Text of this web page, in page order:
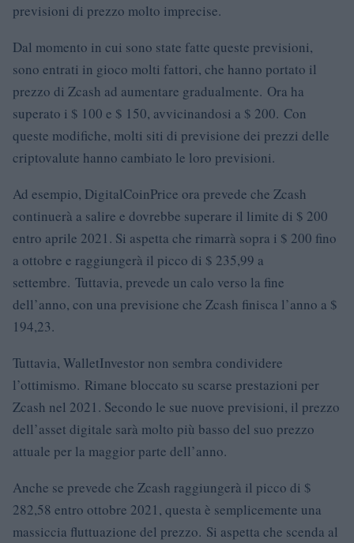
previsioni di prezzo molto imprecise.
Dal momento in cui sono state fatte queste previsioni,
sono entrati in gioco molti fattori, che hanno portato il
prezzo di Zcash ad aumentare gradualmente. Ora ha
superato i $ 100 e $ 150, avvicinandosi a $ 200. Con
queste modifiche, molti siti di previsione dei prezzi delle
criptovalute hanno cambiato le loro previsioni.
Ad esempio, DigitalCoinPrice ora prevede che Zcash
continuerà a salire e dovrebbe superare il limite di $ 200
entro aprile 2021. Si aspetta che rimarrà sopra i $ 200 fino
a ottobre e raggiungerà il picco di $ 235,99 a
settembre. Tuttavia, prevede un calo verso la fine
dell’anno, con una previsione che Zcash finisca l’anno a $
194,23.
Tuttavia, WalletInvestor non sembra condividere
l’ottimismo. Rimane bloccato su scarse prestazioni per
Zcash nel 2021. Secondo le sue nuove previsioni, il prezzo
dell’asset digitale sarà molto più basso del suo prezzo
attuale per la maggior parte dell’anno.
Anche se prevede che Zcash raggiungerà il picco di $
282,58 entro ottobre 2021, questa è semplicemente una
massiccia fluttuazione del prezzo. Si aspetta che scenda al